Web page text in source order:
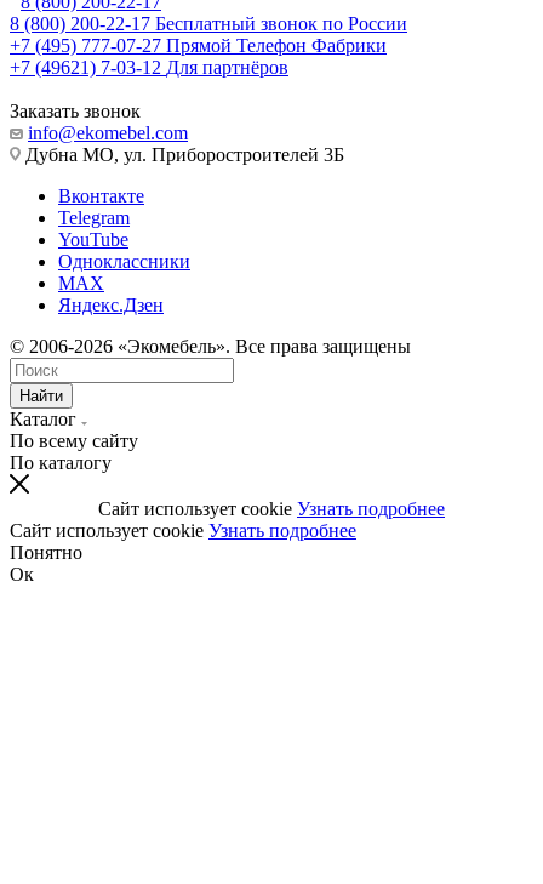
8 (800) 200-22-17 Бесплатный звонок по России
+7 (495) 777-07-27 Прямой Телефон Фабрики
+7 (49621) 7-03-12 Для партнёров
Заказать звонок
info@ekomebel.com
Дубна МО, ул. Приборостроителей 3Б
Вконтакте
Telegram
YouTube
Одноклассники
MAX
Яндекс.Дзен
© 2006-2026 «Экомебель». Все права защищены
Найти
Каталог
По всему сайту
По каталогу
Сайт использует cookie Узнать подробнее
Сайт использует cookie Узнать подробнее
Понятно
Ок